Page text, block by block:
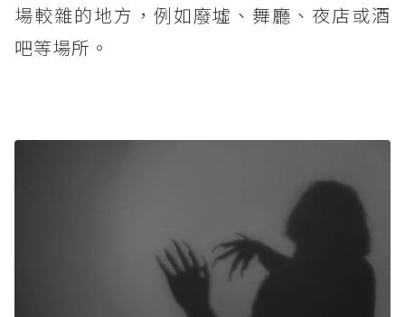
場較雜的地方，例如廢墟、舞廳、夜店或酒
吧等場所。